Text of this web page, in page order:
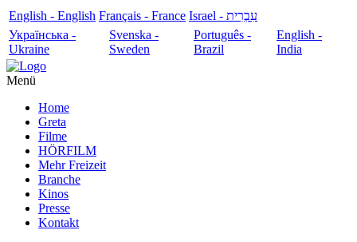
English - English Français - France
עִבְרִית - Israel
Українська -
Ukraine
Svenska -
Sweden
Português -
Brazil
English -
India
Menü
Home
Greta
Filme
HÖRFILM
Mehr Freizeit
Branche
Kinos
Presse
Kontakt